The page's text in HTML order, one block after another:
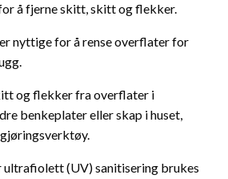
å fjerne skitt, skitt og flekker.
nyttige for å rense overflater for
og flekker fra overflater i
benkeplater eller skap i huset,
ultrafiolett (UV) sanitisering brukes